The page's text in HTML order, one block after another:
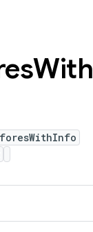
With